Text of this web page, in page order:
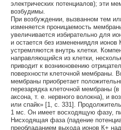
электрических потенциалов); эти
возбудимы.
При возбуждении, вызванном тем
изменяется проницаемость
увеличивается избирательно для
и остается без изменениядля
устремляются внутрь клетки.
направляющийся из клетки,
приводит к возникновению
поверхности клеточной мембраны.
мембраны приобретает
перезарядка клеточной мембраны
аксона, т. е. нервного волокна), и
или спайк» [1, с. 331].
1 мс. Он имеет восходящую фазу,
Нисходящая фаза (падение
преобладанием выхода ионов К+